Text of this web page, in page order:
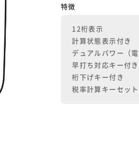
特徴
12桁表示
計算状態表示付き
デュアルパワー（電
早打ち対応キー付き
桁下げキー付き
税率計算キーセット